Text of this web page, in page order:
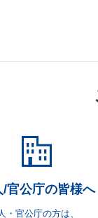
/官公庁の皆様へ
・官公庁の方は、